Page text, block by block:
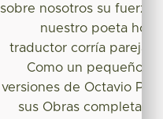
sobre nosotros su fuerza
nuestro poeta hoy
traductor corría pareja
Como un pequeño
versiones de Octavio
sus Obras completas